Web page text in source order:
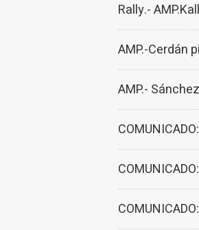
Rally.-
AMP.-Cerdán
AMP.-